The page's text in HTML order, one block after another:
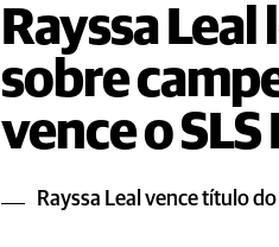
Rayssa
sobre
vence o
Rayssa Leal vence título